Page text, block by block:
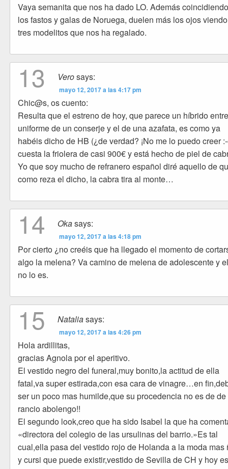
Vaya semanita que nos ha dado LO. Además
los fastos y galas de Noruega, duelen más los ojos
tres modelitos que nos ha regalado.
13 Verosays:
mayo 12, 2017 a las 4:17 pm
Chic@s, os cuento:
Resulta que el estreno de hoy, que parece un híbrido
uniforme de un conserje y el de una azafata, es como ya
habéis dicho de HB (¿de verdad? ¡No me lo puedo creer
cuesta la friolera de casi 900€ y está hecho de piel de
Yo que soy mucho de refranero español diré aquello de
como reza el dicho, la cabra tira al monte…
14 Okasays:
mayo 12, 2017 a las 4:18 pm
Por cierto ¿no creéis que ha llegado el momento de
algo la melena? Va camino de melena de adolescente y
no lo es.
15 Nataliasays:
mayo 12, 2017 a las 4:26 pm
Hola ardillitas,
gracias Agnola por el aperitivo.
El vestido negro del funeral,muy bonito,la actitud de ella
fatal,va super estirada,con esa cara de vinagre…en
ser un poco mas humilde,que su procedencia no es de de
rancio abolengo!!
El segundo look,creo que ha sido Isabel la que ha
«directora del colegio de las ursulinas del barrio.»Es tal
cual,ella pasa del vestido rojo de Holanda a la moda mas
y cursi que puede existir,vestido de Sevilla de CH y hoy